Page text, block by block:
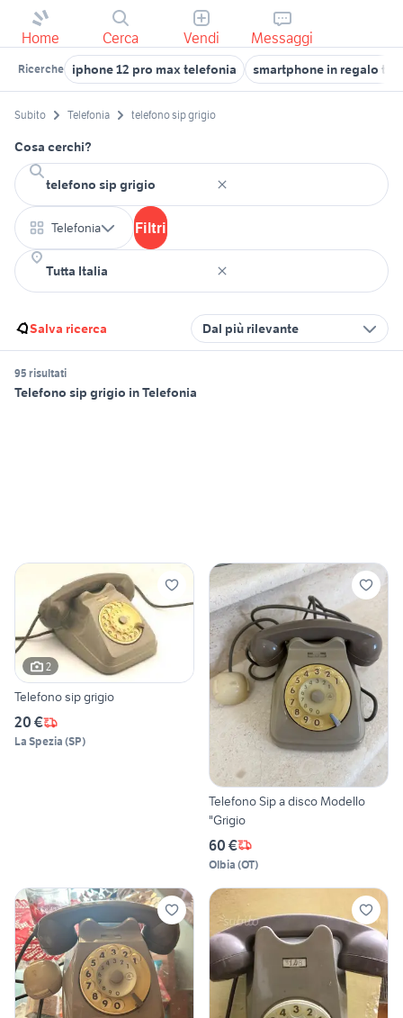
Home Cerca Vendi Messaggi
Ricerche iphone 12 pro max telefonia smartphone in regalo
Subito Telefonia telefono sip grigio
Cosa cerchi?
Telefonia Filtri
Salva ricerca Dal più rilevante
95 risultati
Telefono sip grigio in Telefonia
2
Telefono sip grigio
20 €
La Spezia (SP)
Telefono Sip a disco Modello
"Grigio
60 €
Olbia (OT)